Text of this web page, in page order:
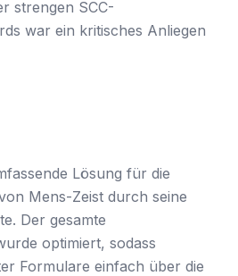
strengen SCC-
war ein kritisches Anliegen
Lösung für die
Mens-Zeist durch seine
Der gesamte
optimiert, sodass
Formulare einfach über die